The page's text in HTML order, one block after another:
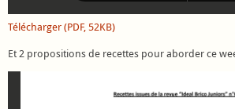
Télécharger (PDF, 52KB)
Et 2 propositions de recettes pour aborder ce